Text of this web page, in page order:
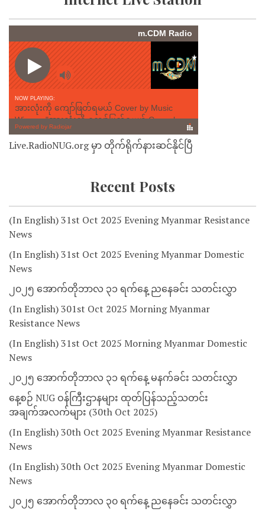
Live.RadioNUG.org မှာ တိုက်ရိုက်နားဆင်နိုင်ပြီ
Recent Posts
(In English) 31st Oct 2025 Evening Myanmar Resistance
News
(In English) 31st Oct 2025 Evening Myanmar Domestic
News
၂၀၂၅ အောက်တိုဘာလ ၃၁ ရက်နေ့ ညနေခင်း သတင်းလွှာ
(In English) 301st Oct 2025 Morning Myanmar
Resistance News
(In English) 31st Oct 2025 Morning Myanmar Domestic
News
၂၀၂၅ အောက်တိုဘာလ ၃၁ ရက်နေ့ မနက်ခင်း သတင်းလွှာ
နေ့စဉ် NUG ဝန်ကြီးဌာနများ ထုတ်ပြန်သည့်သတင်း
အချက်အလက်များ (30th Oct 2025)
(In English) 30th Oct 2025 Evening Myanmar Resistance
News
(In English) 30th Oct 2025 Evening Myanmar Domestic
News
၂၀၂၅ အောက်တိုဘာလ ၃၀ ရက်နေ့ ညနေခင်း သတင်းလွှာ